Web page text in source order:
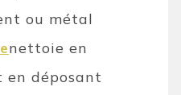
ou métal
nettoie en
déposant